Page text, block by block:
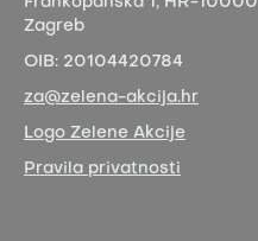
Frankopanska 1, HR-10000
Zagreb
OIB: 20104420784
za@zelena-akcija.hr
Logo Zelene Akcije
Pravila privatnosti